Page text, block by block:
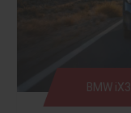
BMW